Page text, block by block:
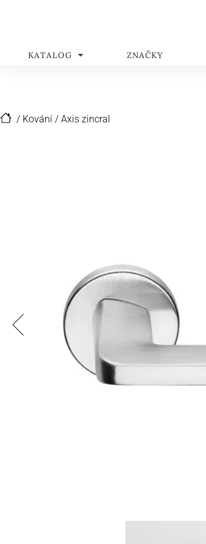
KATALOG ZNAČKY
/ Kování / Axis zincral